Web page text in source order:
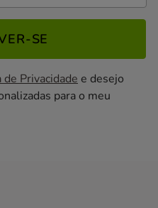
SE
de Privacidade e desejo
para o meu